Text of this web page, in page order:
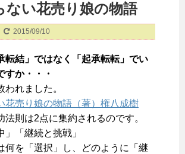
ない花売り娘の物語
2015/09/10
転結」ではなく「起承転転」でい
すか・・・
われました。
花売り娘の物語（著）権八成樹
法則は2点に集約されるのです。
」「継続と挑戦」
何を「選択」し、どのように「継